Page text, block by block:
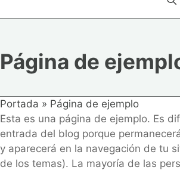
Página de
Portada » Página de ejemplo
Esta es una página de ejemplo. Es
entrada del blog porque
y aparecerá en la navegación de tu
de los temas). La mayoría de las